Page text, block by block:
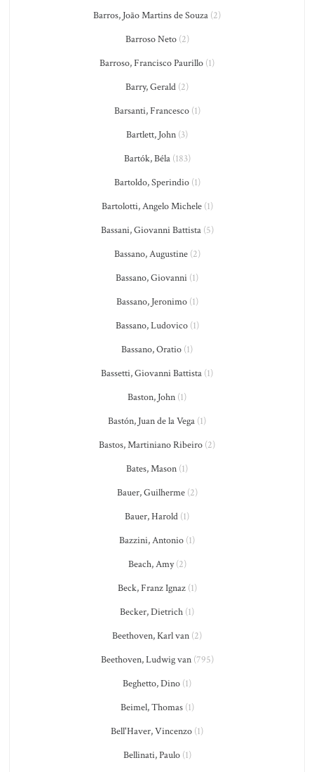
Barros, João Martins de Souza (2)
Barroso Neto(2)
Barroso, Francisco Paurillo (1)
Barry, Gerald (2)
Barsanti, Francesco(1)
Bartlett, John (3)
Bartók, Béla(183)
Bartoldo, Sperindio(1)
Bartolotti, Angelo Michele(1)
Bassani, Giovanni Battista(5)
Bassano, Augustine(2)
Bassano, Giovanni (1)
Bassano, Jeronimo(1)
Bassano, Ludovico(1)
Bassano, Oratio (1)
Bassetti, Giovanni Battista (1)
Baston, John (1)
Bastón, Juan de la Vega (1)
Bastos, Martiniano Ribeiro (2)
Bates, Mason (1)
Bauer, Guilherme(2)
Bauer, Harold (1)
Bazzini, Antonio (1)
Beach, Amy(2)
Beck, Franz Ignaz(1)
Becker, Dietrich (1)
Beethoven, Karl van (2)
Beethoven, Ludwig van(795)
Beghetto, Dino (1)
Beimel, Thomas(1)
Bell'Haver, Vincenzo (1)
Bellinati, Paulo(1)